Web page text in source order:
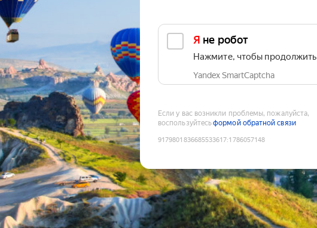
Я не робот
Нажмите, чтобы продолжить
Yandex SmartCaptcha
Если у вас возникли проблемы, пожалуйста,
воспользуйтесьформой обратной связи
9179801836685533617:1786057148